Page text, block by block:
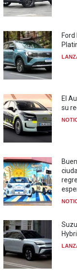
El
su